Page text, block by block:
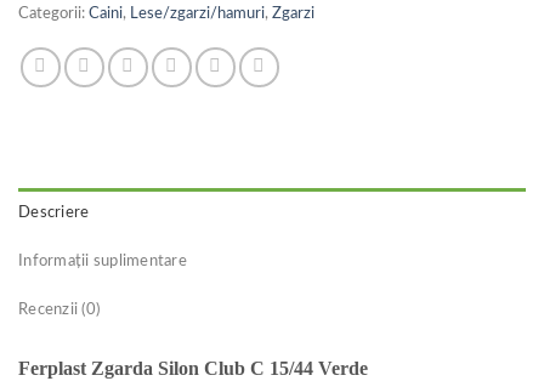
Categorii: Caini, Lese/zgarzi/hamuri, Zgarzi
Descriere
Informații suplimentare
Recenzii (0)
Ferplast Zgarda Silon Club C 15/44 Verde